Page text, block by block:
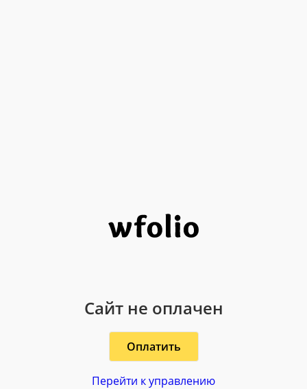
Сайт не оплачен
Оплатить
Перейти к управлению